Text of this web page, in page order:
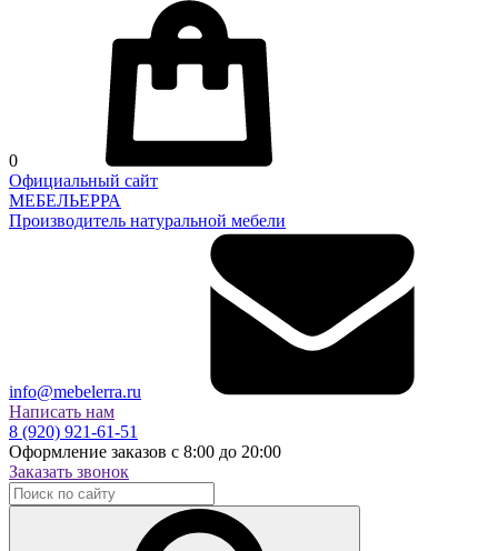
0
Официальный сайт
МЕБЕЛЬЕРРА
Производитель натуральной мебели
info@mebelerra.ru
Написать нам
8 (920) 921-61-51
Оформление заказов с 8:00 до 20:00
Заказать звонок